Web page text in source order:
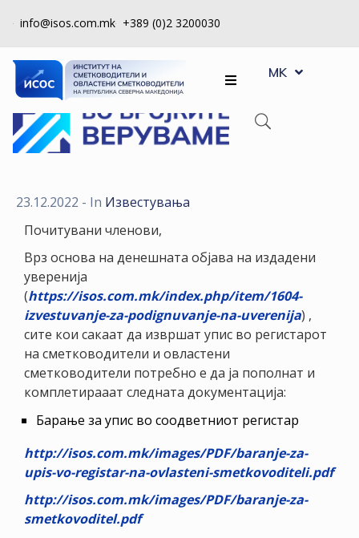
info@isos.com.mk +389 (0)2 3200030
ЗА
НАС
РЕГИСТРИ
КОНТРОЛА
КВАЛИТЕТ
КАКО
ДА
СТАНАМ
ЧЛЕН
ЗА
ЧЛЕНОВИ
АЖУРИРАЈ
MK
SQ
23.12.2022 - In Известувања
Почитувани членови,
Врз основа на денешната објава на издадени
уверенија
(https://isos.com.mk/index.php/item/1604-
izvestuvanje-za-podignuvanje-na-uverenija) ,
сите кои сакаат да извршат упис во регистарот
на сметководители и овластени
сметководители потребно е да ја пополнат и
комплетирааат следната документација:
Барање за упис во соодветниот регистар
http://isos.com.mk/images/PDF/baranje-za-
upis-vo-registar-na-ovlasteni-smetkovoditeli.pdf
http://isos.com.mk/images/PDF/baranje-za-
smetkovoditel.pdf